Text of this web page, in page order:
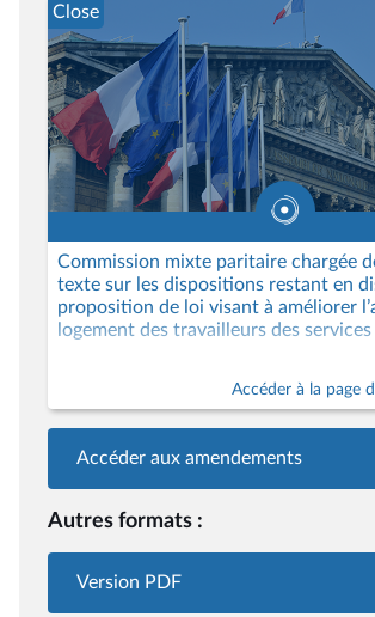
Commission mixte paritaire chargée
texte sur les dispositions restant en
proposition de loi visant à améliorer
logement des travailleurs des
Accéder à la page
Close
Accéder aux amendements
Autres formats :
Version PDF